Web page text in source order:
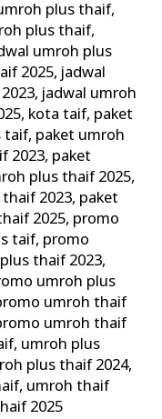
plus thaif,
plus thaif,
umroh plus
2025, jadwal
, jadwal umroh
, kota taif, paket
taif, paket umroh
2023, paket
plus thaif 2025,
2023, paket
2025, promo
taif, promo
thaif 2023,
umroh plus
umroh thaif
umroh thaif
, umroh plus
plus thaif 2024,
, umroh thaif
2025